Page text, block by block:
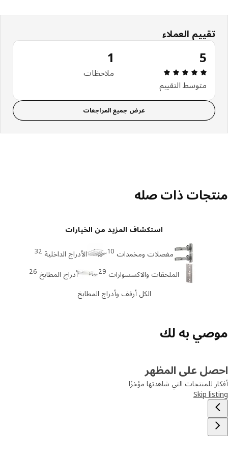
تقييم العملاء
مراجعة التقييم: 5 من أصل 5 النجوم. إجمالي المراجعات: 1
متوسط التقييم
ملاحظات
عرض جميع المراجعات
ذات صله
استكشاف المزيد من الخيارات
مفصلات ومخمدات 10 الأدراج الداخلية 32
الملحقات والاكسسوارات 29 أدراج المطابخ 26
الكل أرفف وأدراج المطابخ
به لك
على المظهر
للمنتجات التي شاهدتها مؤخرًا
Skip